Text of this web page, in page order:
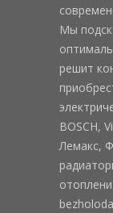
Мы
решит
BOSCH,
Лемакс,